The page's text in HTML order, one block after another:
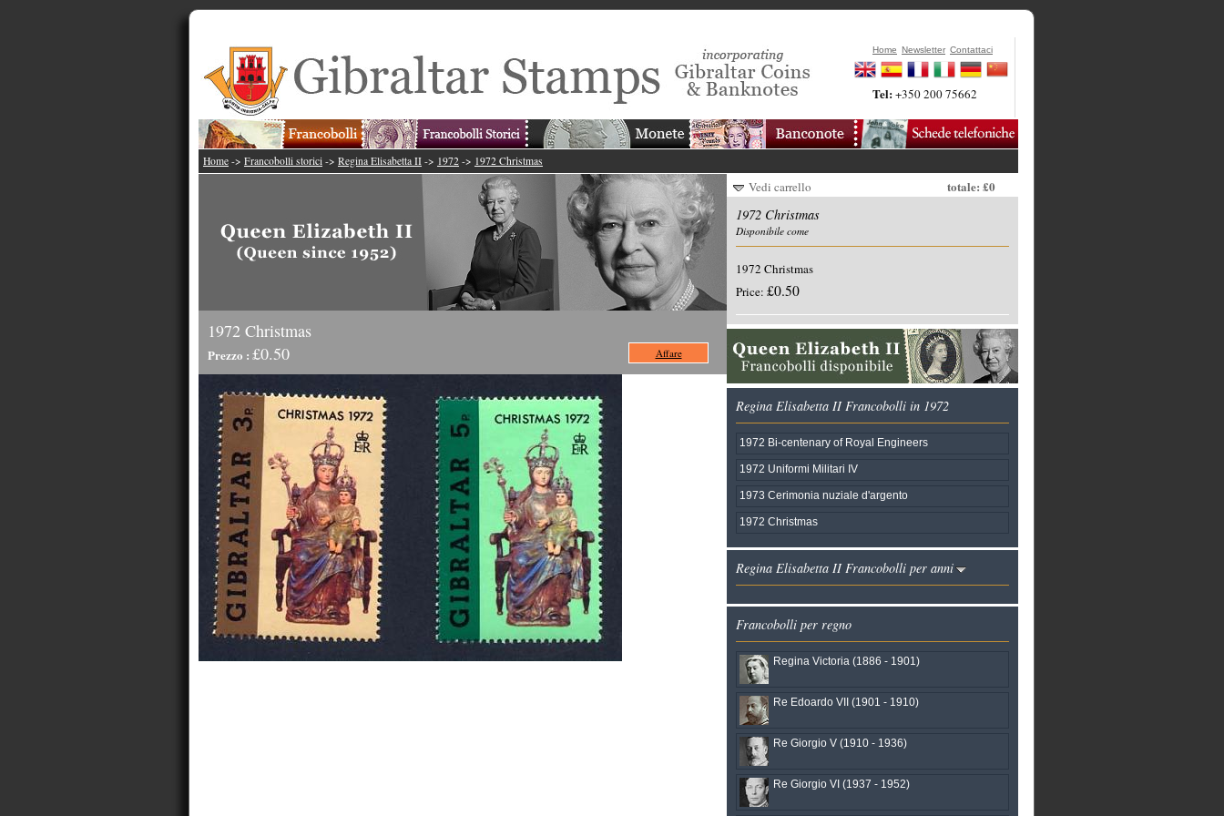
Home Newsletter Contattaci
Tel:+350 200 75662
Home -> Francobolli storici -> Regina Elisabetta II -> 1972 -> 1972 Christmas
1972 Christmas
Prezzo : £0.50 Affare
Vedi carrello
totale: £0
1972 Christmas
Disponibile come
1972 Christmas
Price: £0.50
Regina Elisabetta II Francobolli in 1972
1972 Bi-centenary of Royal Engineers
1972 Uniformi Militari IV
1973 Cerimonia nuziale d'argento
1972 Christmas
Regina Elisabetta II Francobolli per anni
Francobolli per regno
Regina Victoria (1886 - 1901)
Re Edoardo VII (1901 - 1910)
Re Giorgio V (1910 - 1936)
Re Giorgio VI (1937 - 1952)